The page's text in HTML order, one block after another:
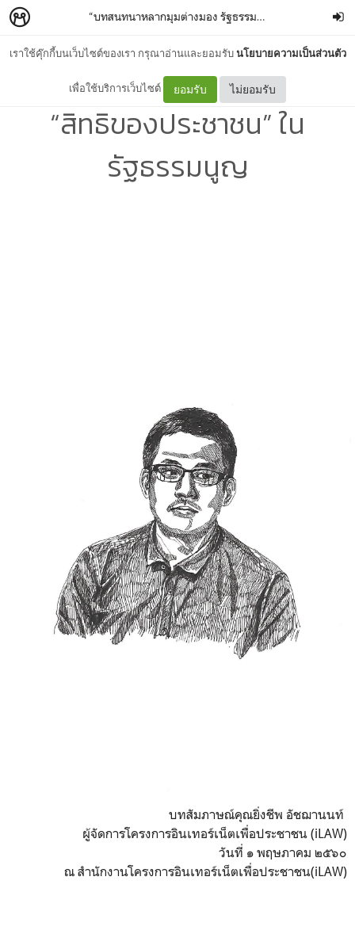
เราใช้คุ๊กกี้บนเว็บไซต์ของเรา กรุณาอ่านและยอมรับนโยบายความเป็นส่วนตัว
เพื่อใช้บริการเว็บไซต์ ยอมรับ ไม่ยอมรับ
“บทสนทนาหลากมุมต่างมอง รัฐธรรมนูญ 2560”
บทวิพากษ์ว่าด้วยประเด็นด้าน
“สิทธิของประชาชน” ใน
รัฐธรรมนูญ
บทสัมภาษณ์คุณยิ่งชีพ อัชฌานนท์
ผู้จัดการโครงการอินเทอร์เน็ตเพื่อประชาชน (iLAW)
วันที่ ๑ พฤษภาคม ๒๕๖๐
ณ สำนักงานโครงการอินเทอร์เน็ตเพื่อประชาชน(iLAW)